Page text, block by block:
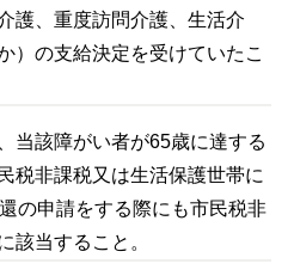
護、重度訪問介護、生活介
）の支給決定を受けていたこ
当該障がい者が65歳に達する
税非課税又は生活保護世帯に
の申請をする際にも市民税非
該当すること。